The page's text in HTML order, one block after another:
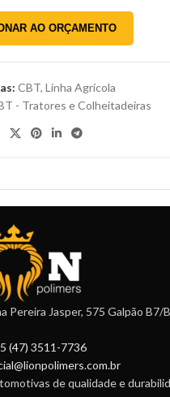
AO ORÇAMENTO
CBT, Linha Agrícola
- Tratores e Colheitadeiras
Pereira Jasper, 575 Galpão B7/
(47) 3511-7736
de qualidade e